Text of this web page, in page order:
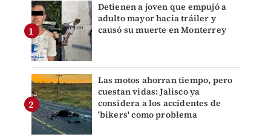
Detienen a joven que empujó a
adulto mayor hacia tráiler y
causó su muerte en Monterrey
Las motos ahorran tiempo, pero
cuestan vidas: Jalisco ya
considera a los accidentes de
'bikers' como problema